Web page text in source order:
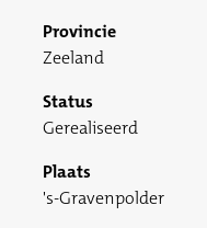
Provincie
Zeeland
Status
Gerealiseerd
Plaats
's-Gravenpolder